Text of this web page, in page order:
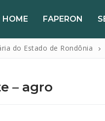
HOME FAPERON
do Estado de Rondônia
– agro